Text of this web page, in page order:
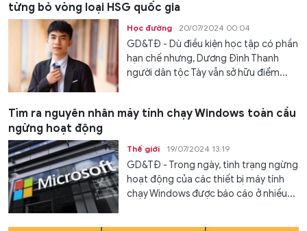
từng bỏ vòng loại HSG quốc gia
Học đường 20/07/2024 00:04
GD&TĐ - Dù điều kiện học tập có phần
hạn chế nhưng, Dương Đình Thanh
người dân tộc Tày vẫn sở hữu điểm...
Tìm ra nguyên nhân máy tính chạy Windows toàn cầu
ngừng hoạt động
Thế giới 19/07/2024 13:19
GD&TĐ - Trong ngày, tình trạng ngừng
hoạt động của các thiết bị máy tính
chạy Windows được báo cáo ở nhiều...